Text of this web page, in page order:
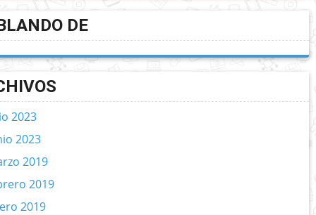
DE
2023
2023
2019
2019
2019